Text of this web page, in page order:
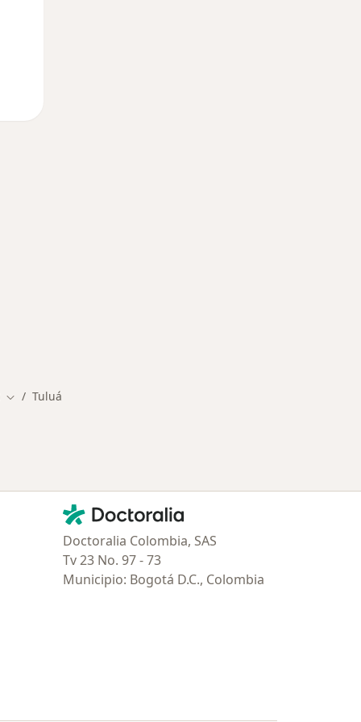
Cambiar de ciudad
Tuluá
Contacto
Doctoralia - Página de inicio
Doctoralia Colombia, SAS
Tv 23 No. 97 - 73
Municipio: Bogotá D.C., Colombia